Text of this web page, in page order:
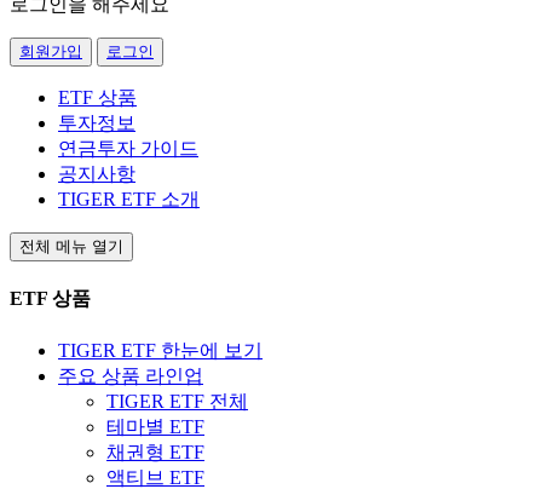
로그인을 해주세요
회원가입 로그인
ETF 상품
투자정보
연금투자 가이드
공지사항
TIGER ETF 소개
전체 메뉴 열기
ETF 상품
TIGER ETF 한눈에 보기
주요 상품 라인업
TIGER ETF 전체
테마별 ETF
채권형 ETF
액티브 ETF